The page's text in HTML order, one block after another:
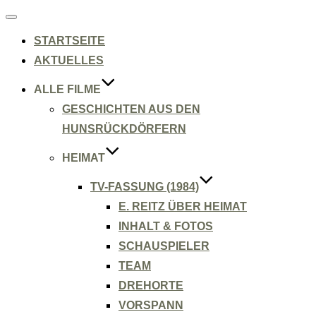
Navigation
STARTSEITE
AKTUELLES
ALLE FILME
GESCHICHTEN AUS DEN
HUNSRÜCKDÖRFERN
HEIMAT
TV-FASSUNG (1984)
E. REITZ ÜBER HEIMAT
INHALT & FOTOS
SCHAUSPIELER
TEAM
DREHORTE
VORSPANN